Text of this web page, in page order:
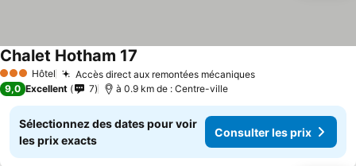
3 ÉtoilesHôtel Accès direct aux remontées mécaniquesConsulter les
Chalet Hotham 17
9,0 Excellent 7 à 0.9 km de : Centre-ville
Sélectionnez des dates pour voir
les prix exacts
Consulter les prix